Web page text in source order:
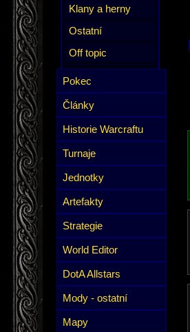
Klany a herny
Ostatní
Off topic
Pokec
Články
Historie Warcraftu
Turnaje
Jednotky
Artefakty
Strategie
World Editor
DotA Allstars
Mody - ostatní
Mapy